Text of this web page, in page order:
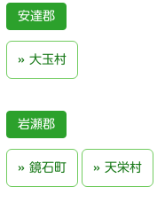
安達郡
大玉村
岩瀬郡
鏡石町 天栄村